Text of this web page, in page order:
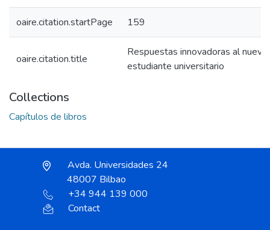
oaire.citation.startPage 159
oaire.citation.title
Respuestas innovadoras al
estudiante universitario
Collections
Capítulos de libros
Avda. Universidades 24
48007 Bilbao
+34 944 139 000
Contact